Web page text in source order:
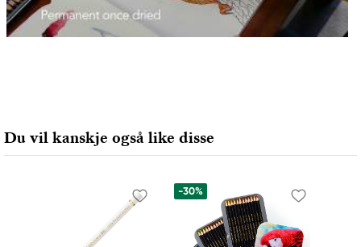
Du vil kanskje også like disse
-30%